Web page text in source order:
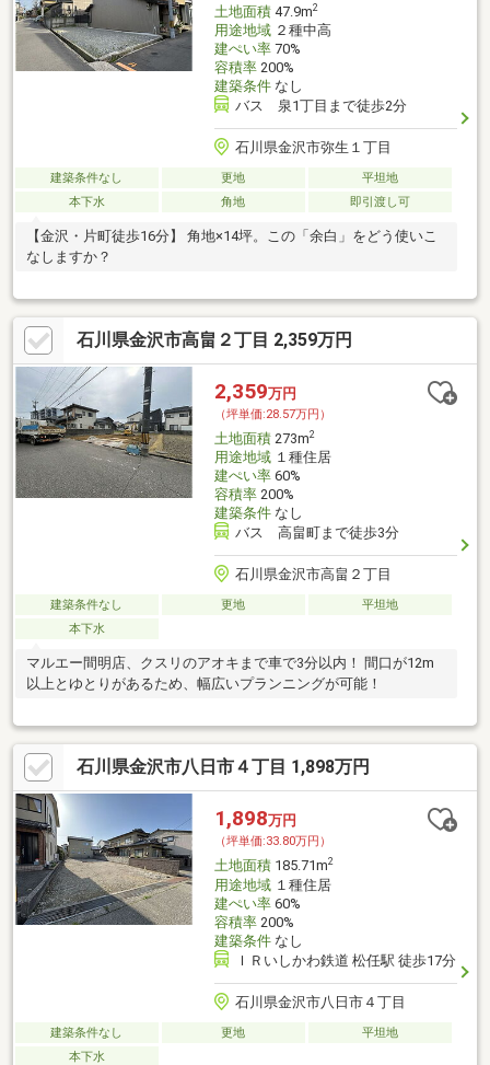
土地面積47.9m2
用途地域２種中高
建ぺい率70%
容積率200%
建築条件なし
バス 泉1丁目まで徒歩2分
石川県金沢市弥生１丁目
建築条件なし 更地
平坦地
本下水
角地 即引渡し可
【金沢・片町徒歩16分】 角地×14坪。この「余白」をどう使いこ
なしますか？
石川県金沢市高畠２丁目 2,359万円
2,359万円
（坪単価:28.57万円）
土地面積273m2
用途地域１種住居
建ぺい率60%
容積率200%
建築条件なし
バス 高畠町まで徒歩3分
石川県金沢市高畠２丁目
建築条件なし 更地
平坦地
本下水
マルエー間明店、クスリのアオキまで車で3分以内！ 間口が12m
以上とゆとりがあるため、幅広いプランニングが可能！
石川県金沢市八日市４丁目 1,898万円
1,898万円
（坪単価:33.80万円）
土地面積185.71m2
用途地域１種住居
建ぺい率60%
容積率200%
建築条件なし
ＩＲいしかわ鉄道 松任駅 徒歩17分
石川県金沢市八日市４丁目
建築条件なし 更地
平坦地
本下水